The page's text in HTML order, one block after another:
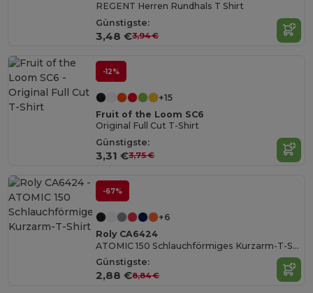
REGENT Herren Rundhals T Shirt
Günstigste:
3,48 €3,94 €
-12%
+15
Fruit of the Loom SC6
Original Full Cut T-Shirt
Günstigste:
3,31 €3,75 €
-67%
+6
Roly CA6424
ATOMIC 150 Schlauchförmiges Kurzarm-T-Shirt
Günstigste:
2,88 €8,84 €